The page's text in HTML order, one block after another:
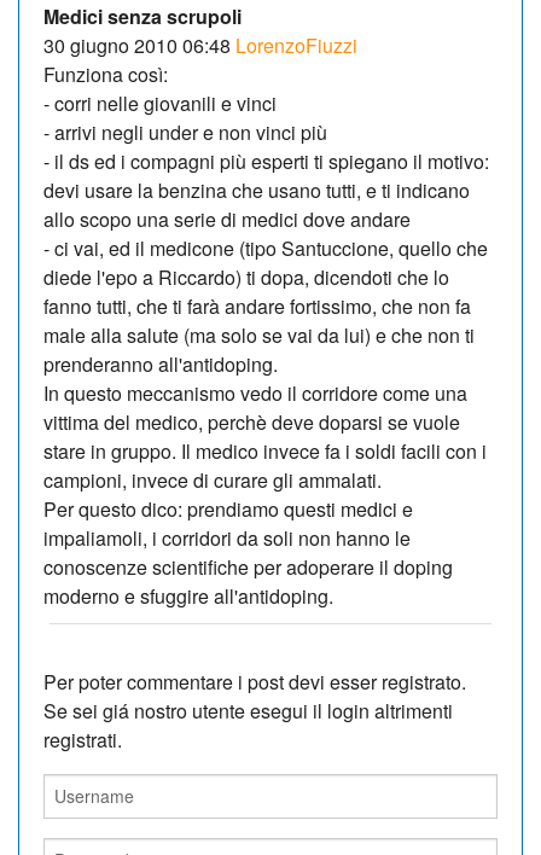
Medici senza scrupoli
30 giugno 2010 06:48 LorenzoFiuzzi
Funziona così:
- corri nelle giovanili e vinci
- arrivi negli under e non vinci più
- il ds ed i compagni più esperti ti spiegano il motivo:
devi usare la benzina che usano tutti, e ti indicano
allo scopo una serie di medici dove andare
- ci vai, ed il medicone (tipo Santuccione, quello che
diede l'epo a Riccardo) ti dopa, dicendoti che lo
fanno tutti, che ti farà andare fortissimo, che non fa
male alla salute (ma solo se vai da lui) e che non ti
prenderanno all'antidoping.
In questo meccanismo vedo il corridore come una
vittima del medico, perchè deve doparsi se vuole
stare in gruppo. Il medico invece fa i soldi facili con i
campioni, invece di curare gli ammalati.
Per questo dico: prendiamo questi medici e
impaliamoli, i corridori da soli non hanno le
conoscenze scientifiche per adoperare il doping
moderno e sfuggire all'antidoping.
Per poter commentare i post devi esser registrato.
Se sei giá nostro utente esegui il login altrimenti
registrati.